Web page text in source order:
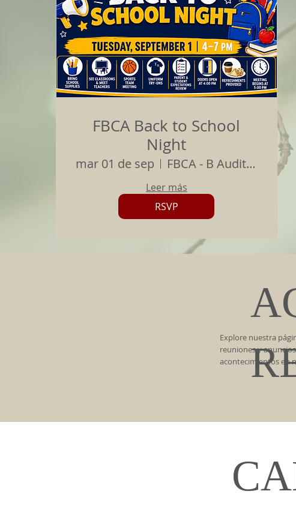
FBCA Back to School
Night
mar 01 de sep FBCA - B Auditorium
Leer más
RSVP
Explore nuestra
reuniones y
acontecimientos en